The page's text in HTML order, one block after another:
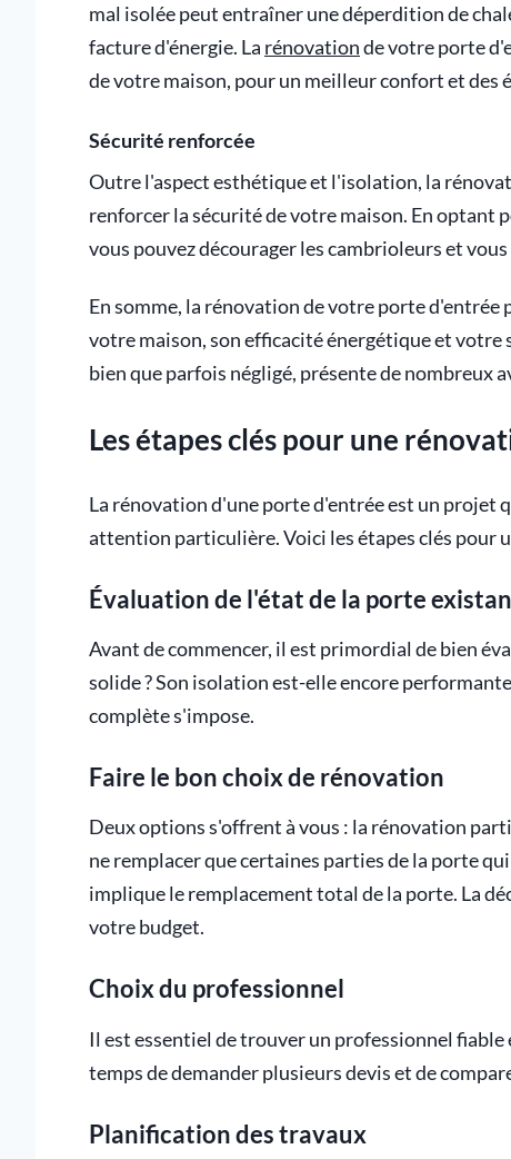
mal isolée peut entraîner une déperdition de
facture d'énergie. La rénovationde votre porte
de votre maison, pour un meilleur confort et des
Sécurité renforcée
Outre l'aspect esthétique et l'isolation, la
renforcer la sécurité de votre maison. En optant
vous pouvez décourager les cambrioleurs et
En somme, la rénovation de votre porte d'entrée
votre maison, son efficacité énergétique et
bien que parfois négligé, présente de nombreux
Les étapes clés pour une
La rénovation d'une porte d'entrée est un projet
attention particulière. Voici les étapes clés pour
Évaluation de l'état de la porte
Avant de commencer, il est primordial de bien
solide ? Son isolation est-elle encore
complète s'impose.
Faire le bon choix de rénovation
Deux options s'offrent à vous : la rénovation
ne remplacer que certaines parties de la porte
implique le remplacement total de la porte. La
votre budget.
Choix du professionnel
Il est essentiel de trouver un professionnel
temps de demander plusieurs devis et de
Planification des travaux